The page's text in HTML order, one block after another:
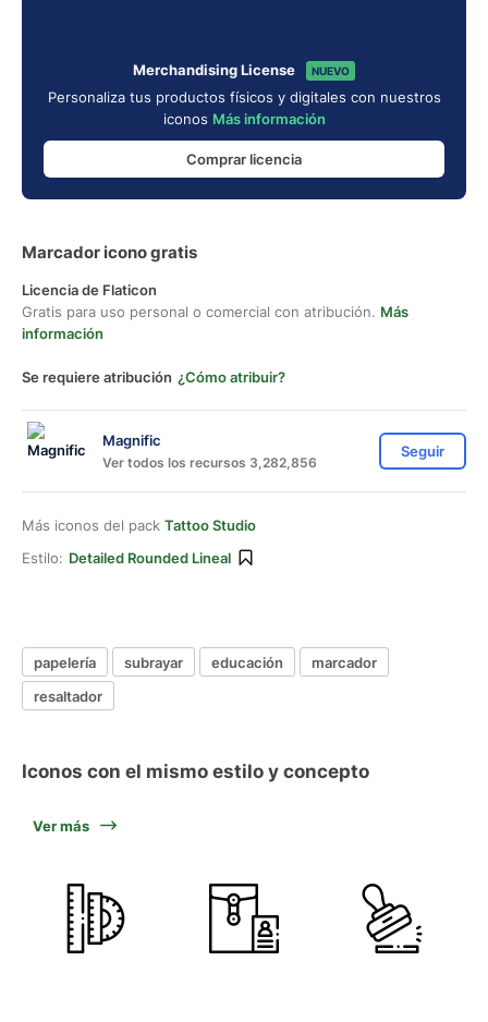
Merchandising License NUEVO
Personaliza tus productos físicos y digitales con nuestros
iconos Más información
Comprar licencia
Marcador icono gratis
Licencia de Flaticon
Gratis para uso personal o comercial con atribución. Más
información
Se requiere atribución ¿Cómo atribuir?
Magnific
Ver todos los recursos 3,282,856
Seguir
Más iconos del pack Tattoo Studio
Estilo: Detailed Rounded Lineal
papelería subrayar educación
marcador
resaltador
Iconos con el mismo estilo y concepto
Ver más